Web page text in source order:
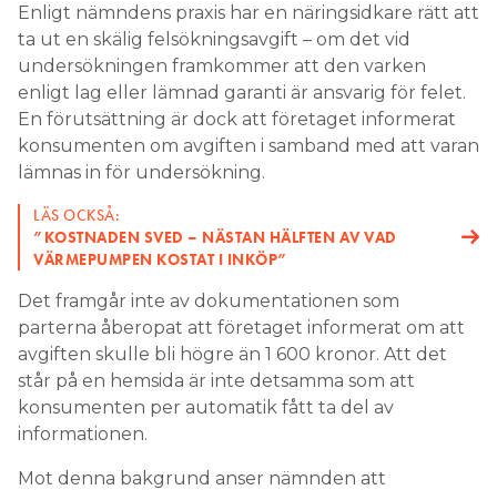
Enligt nämndens praxis har en näringsidkare rätt att
ta ut en skälig felsökningsavgift – om det vid
undersökningen framkommer att den varken
enligt lag eller lämnad garanti är ansvarig för felet.
En förutsättning är dock att företaget informerat
konsumenten om avgiften i samband med att varan
lämnas in för undersökning.
LÄS OCKSÅ:
”KOSTNADEN SVED – NÄSTAN HÄLFTEN AV VAD
VÄRMEPUMPEN KOSTAT I INKÖP”
Det framgår inte av dokumentationen som
parterna åberopat att företaget informerat om att
avgiften skulle bli högre än 1 600 kronor. Att det
står på en hemsida är inte detsamma som att
konsumenten per automatik fått ta del av
informationen.
Mot denna bakgrund anser nämnden att